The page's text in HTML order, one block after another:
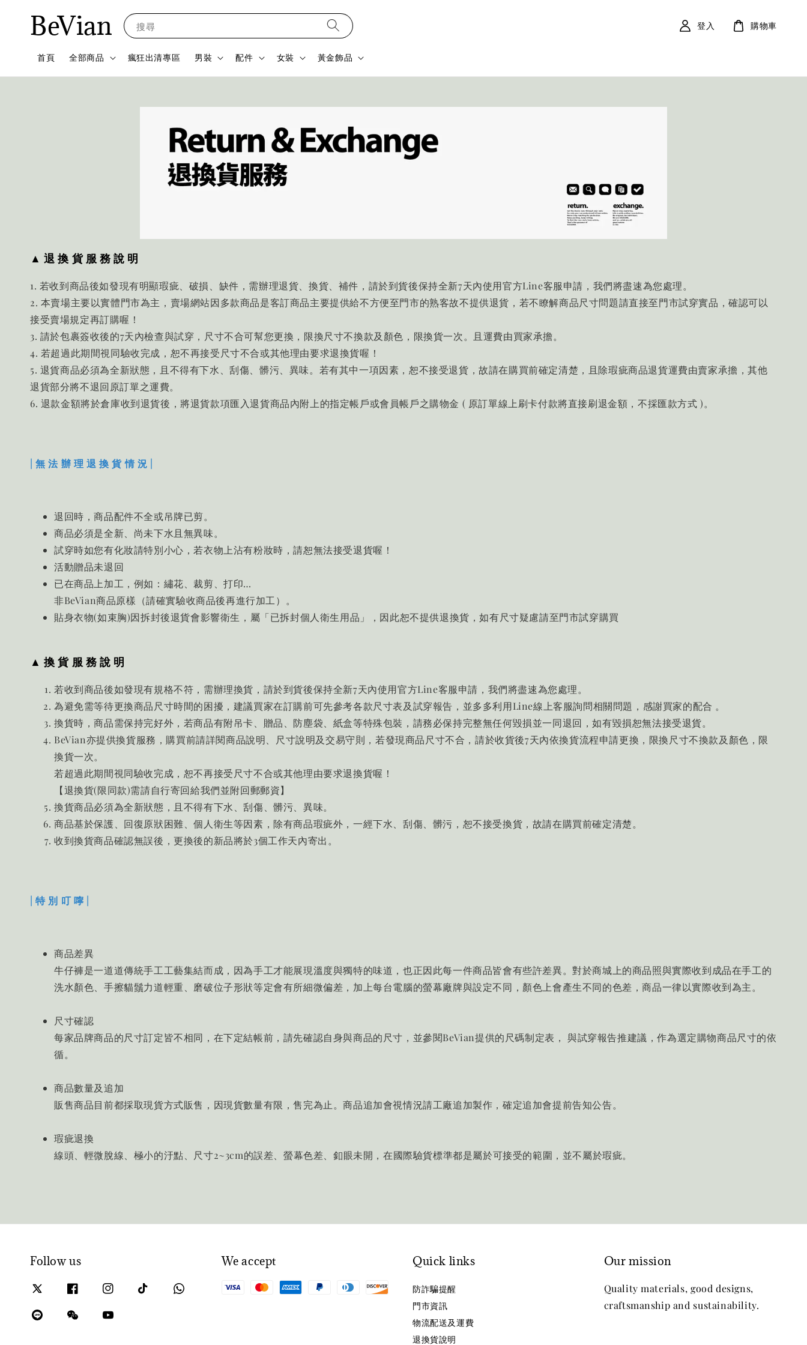
BeVian 搜尋
首頁 全部商品 瘋狂出清專區 男裝 配件 女裝 黃金飾品
登入 購物車
▲ 退 換 貨 服 務 說 明
1. 若收到商品後如發現有明顯瑕疵、破損、缺件，需辦理退貨、換貨、補件，請於到貨後保持全新7天內使用官方Line客服申請，我們將盡速為您處理。
2. 本賣場主要以實體門市為主，賣場網站因多款商品是客訂商品主要提供給不方便至門市的熟客故不提供退貨，若不瞭解商品尺寸問題請直接至門市試穿實品，確認可以
接受賣場規定再訂購喔！
3. 請於包裹簽收後的7天內檢查與試穿，尺寸不合可幫您更換，限換尺寸不換款及顏色，限換貨一次。且運費由買家承擔。
4. 若超過此期間視同驗收完成，恕不再接受尺寸不合或其他理由要求退換貨喔！
5. 退貨商品必須為全新狀態，且不得有下水、刮傷、髒污、異味。若有其中一項因素，恕不接受退貨，故請在購買前確定清楚，且除瑕疵商品退貨運費由賣家承擔，其他
退貨部分將不退回原訂單之運費。
6. 退款金額將於倉庫收到退貨後，將退貨款項匯入退貨商品內附上的指定帳戶或會員帳戶之購物金 ( 原訂單線上刷卡付款將直接刷退金額，不採匯款方式 )。
| 無 法 辦 理 退 換 貨 情 況 |
退回時，商品配件不全或吊牌已剪。
商品必須是全新、尚未下水且無異味。
試穿時如您有化妝請特別小心，若衣物上沾有粉妝時，請恕無法接受退貨喔！
活動贈品未退回
已在商品上加工，例如：繡花、裁剪、打印…
非BeVian商品原樣（請確實驗收商品後再進行加工）。
貼身衣物(如束胸)因拆封後退貨會影響衛生，屬「已拆封個人衛生用品」，因此恕不提供退換貨，如有尺寸疑慮請至門市試穿購買
▲ 換 貨 服 務 說 明
若收到商品後如發現有規格不符，需辦理換貨，請於到貨後保持全新7天內使用官方Line客服申請，我們將盡速為您處理。
為避免需等待更換商品尺寸時間的困擾，建議買家在訂購前可先參考各款尺寸表及試穿報告，並多多利用Line線上客服詢問相關問題，感謝買家的配合 。
換貨時，商品需保持完好外，若商品有附吊卡、贈品、防塵袋、紙盒等特殊包裝，請務必保持完整無任何毀損並一同退回，如有毀損恕無法接受退貨。
BeVian亦提供換貨服務，購買前請詳閱商品說明、尺寸說明及交易守則，若發現商品尺寸不合，請於收貨後7天內依換貨流程申請更換，限換尺寸不換款及顏色，限
換貨一次。
若超過此期間視同驗收完成，恕不再接受尺寸不合或其他理由要求退換貨喔！
【退換貨(限同款)需請自行寄回給我們並附回郵郵資】
換貨商品必須為全新狀態，且不得有下水、刮傷、髒污、異味。
商品基於保護、回復原狀困難、個人衛生等因素，除有商品瑕疵外，一經下水、刮傷、髒污，恕不接受換貨，故請在購買前確定清楚。
收到換貨商品確認無誤後，更換後的新品將於3個工作天內寄出。
| 特 別 叮 嚀 |
商品差異
牛仔褲是一道道傳統手工工藝集結而成，因為手工才能展現溫度與獨特的味道，也正因此每一件商品皆會有些許差異。對於商城上的商品照與實際收到成品在手工的
洗水顏色、手擦貓鬚力道輕重、磨破位子形狀等定會有所細微偏差，加上每台電腦的螢幕廠牌與設定不同，顏色上會產生不同的色差，商品一律以實際收到為主。
尺寸確認
每家品牌商品的尺寸訂定皆不相同，在下定結帳前，請先確認自身與商品的尺寸，並參閱BeVian提供的尺碼制定表， 與試穿報告推建議，作為選定購物商品尺寸的依
循。
商品數量及追加
販售商品目前都採取現貨方式販售，因現貨數量有限，售完為止。商品追加會視情況請工廠追加製作，確定追加會提前告知公告。
瑕疵退換
線頭、輕微脫線、極小的汙點、尺寸2~3cm的誤差、螢幕色差、釦眼未開，在國際驗貨標準都是屬於可接受的範圍，並不屬於瑕疵。
Follow us We accept Quick links
防詐騙提醒
門市資訊
物流配送及運費
退換貨說明
Our mission
Quality materials, good designs,
craftsmanship and sustainability.